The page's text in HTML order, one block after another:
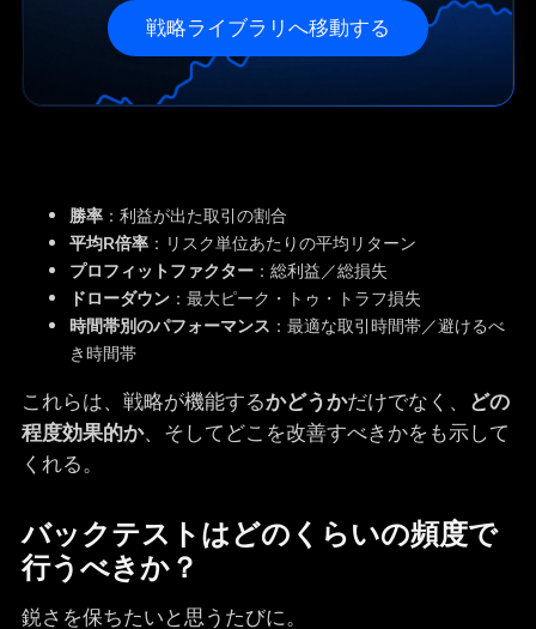
戦略ライブラリへ移動する
勝率：利益が出た取引の割合
平均R倍率：リスク単位あたりの平均リターン
プロフィットファクター：総利益／総損失
ドローダウン：最大ピーク・トゥ・トラフ損失
時間帯別のパフォーマンス ：最適な取引時間帯／避けるべ
き時間帯
これらは、戦略が機能するかどうかだけでなく、 どの
程度効果的か、そしてどこを改善すべきかをも示して
くれる。
バックテストはどのくらいの頻度で
行うべきか？
鋭さを保ちたいと思うたびに。